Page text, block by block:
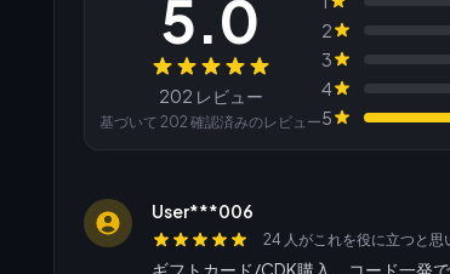
レビュー
5.0
202 レビュー
基づいて 202 確認済みのレビュー
2
3
4
5
User***006
24 人がこれを役に立つと思
ギフトカード/CDK購入、コード一発で